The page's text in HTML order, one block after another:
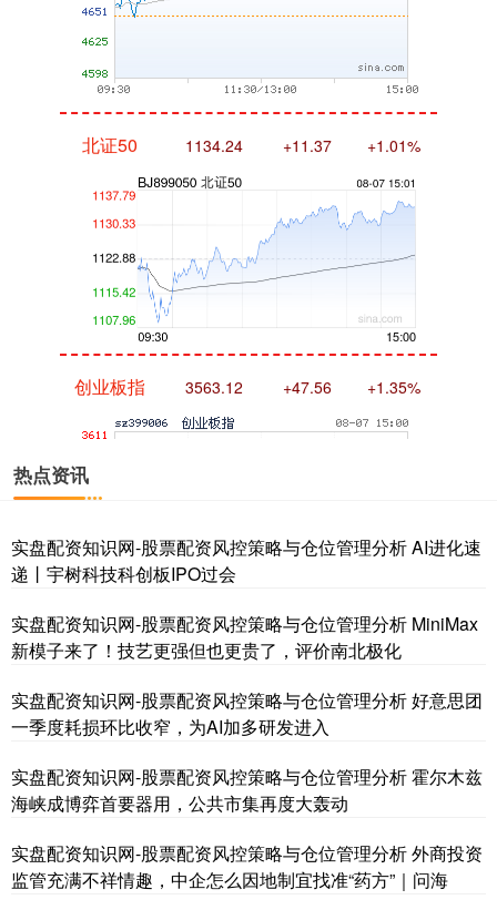
北证50 1134.24 +11.37 +1.01%
创业板指 3563.12 +47.56 +1.35%
基金指数 7242.10
热点资讯
实盘配资知识网-股票配资风控策略与仓位管理分析 AI进化速
递丨宇树科技科创板IPO过会
实盘配资知识网-股票配资风控策略与仓位管理分析 MiniMax
新模子来了！技艺更强但也更贵了，评价南北极化
实盘配资知识网-股票配资风控策略与仓位管理分析 好意思团
一季度耗损环比收窄，为AI加多研发进入
实盘配资知识网-股票配资风控策略与仓位管理分析 霍尔木兹
海峡成博弈首要器用，公共市集再度大轰动
实盘配资知识网-股票配资风控策略与仓位管理分析 外商投资
监管充满不祥情趣，中企怎么因地制宜找准“药方”｜问海